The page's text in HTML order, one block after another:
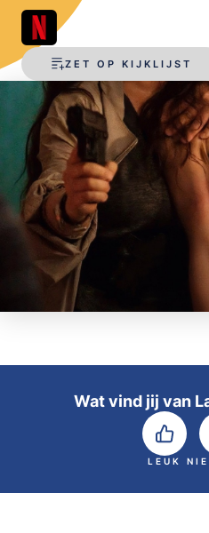
ZET OP KIJKLIJST
Wat vind jij van
LEUK